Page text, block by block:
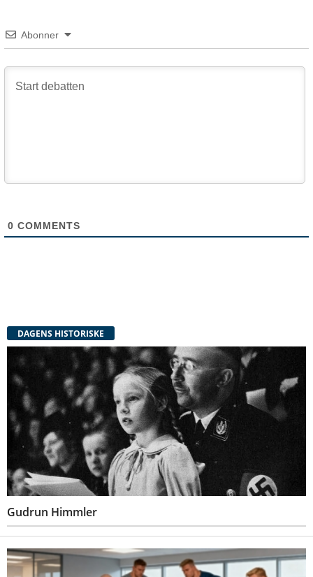
Abonner
0 COMMENTS
DAGENS HISTORISKE
Gudrun Himmler